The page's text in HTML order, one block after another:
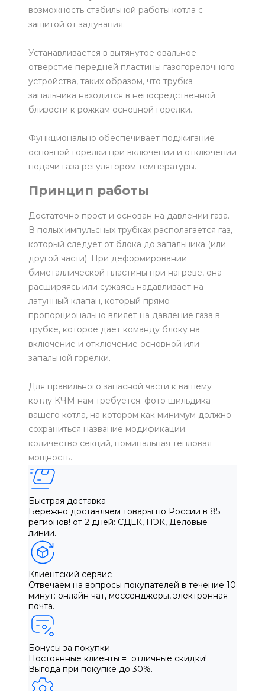
возможность стабильной работы котла с
защитой от задувания.
Устанавливается в вытянутое овальное
отверстие передней пластины газогорелочного
устройства, таких образом, что трубка
запальника находится в непосредственной
близости к рожкам основной горелки.
Функционально обеспечивает поджигание
основной горелки при включении и отключении
подачи газа регулятором температуры.
Принцип работы
Достаточно прост и основан на давлении газа.
В полых импульсных трубках располагается газ,
который следует от блока до запальника (или
другой части). При деформировании
биметаллической пластины при нагреве, она
расширяясь или сужаясь надавливает на
латунный клапан, который прямо
пропорционально влияет на давление газа в
трубке, которое дает команду блоку на
включение и отключение основной или
запальной горелки.
Для правильного запасной части к вашему
котлу КЧМ нам требуется: фото шильдика
вашего котла, на котором как минимум должно
сохраниться название модификации:
количество секций, номинальная тепловая
мощность.
Быстрая доставка
Бережно доставляем товары по России в 85
регионов! от 2 дней: СДЕК, ПЭК, Деловые
линии.
Клиентский сервис
Отвечаем на вопросы покупателей в течение 10
минут: онлайн чат, мессенджеры, электронная
почта.
Бонусы за покупки
Постоянные клиенты = отличные скидки!
Выгода при покупке до 30%.